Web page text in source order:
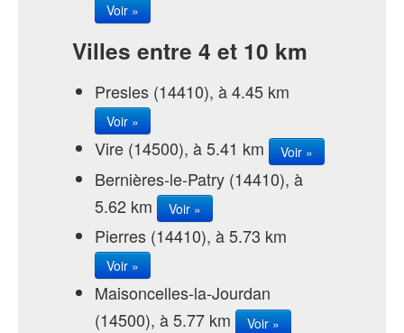
Voir »
Villes entre 4 et 10 km
Presles (14410), à 4.45 km
Voir »
Vire (14500), à 5.41 km Voir »
Bernières-le-Patry (14410), à
5.62 km
Voir »
Pierres (14410), à 5.73 km
Voir »
Maisoncelles-la-Jourdan
(14500), à 5.77 km
Voir »